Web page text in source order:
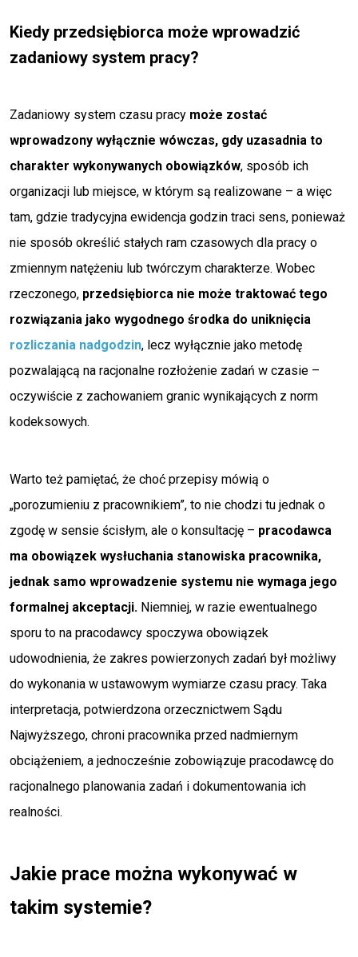
Kiedy przedsiębiorca może wprowadzić
zadaniowy system pracy?
Zadaniowy system czasu pracy może zostać
wprowadzony wyłącznie wówczas, gdy uzasadnia to
charakter wykonywanych obowiązków, sposób ich
organizacji lub miejsce, w którym są realizowane – a więc
tam, gdzie tradycyjna ewidencja godzin traci sens, ponieważ
nie sposób określić stałych ram czasowych dla pracy o
zmiennym natężeniu lub twórczym charakterze. Wobec
rzeczonego, przedsiębiorca nie może traktować tego
rozwiązania jako wygodnego środka do uniknięcia
rozliczania nadgodzin, lecz wyłącznie jako metodę
pozwalającą na racjonalne rozłożenie zadań w czasie –
oczywiście z zachowaniem granic wynikających z norm
kodeksowych.
Warto też pamiętać, że choć przepisy mówią o
„porozumieniu z pracownikiem”, to nie chodzi tu jednak o
zgodę w sensie ścisłym, ale o konsultację – pracodawca
ma obowiązek wysłuchania stanowiska pracownika,
jednak samo wprowadzenie systemu nie wymaga jego
formalnej akceptacji. Niemniej, w razie ewentualnego
sporu to na pracodawcy spoczywa obowiązek
udowodnienia, że zakres powierzonych zadań był możliwy
do wykonania w ustawowym wymiarze czasu pracy. Taka
interpretacja, potwierdzona orzecznictwem Sądu
Najwyższego, chroni pracownika przed nadmiernym
obciążeniem, a jednocześnie zobowiązuje pracodawcę do
racjonalnego planowania zadań i dokumentowania ich
realności.
Jakie prace można wykonywać w
takim systemie?